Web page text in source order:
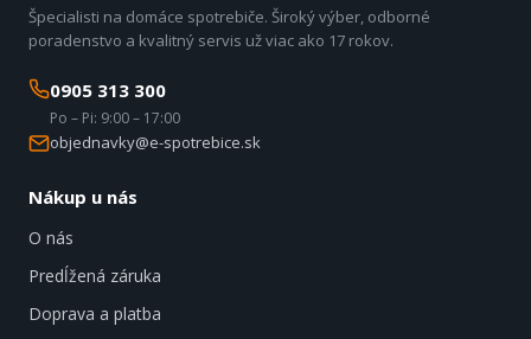
Špecialisti na domáce spotrebiče. Široký výber, odborné
poradenstvo a kvalitný servis už viac ako 17 rokov.
0905 313 300
Po – Pi: 9:00 – 17:00
objednavky@e-spotrebice.sk
Nákup u nás
O nás
Predĺžená záruka
Doprava a platba